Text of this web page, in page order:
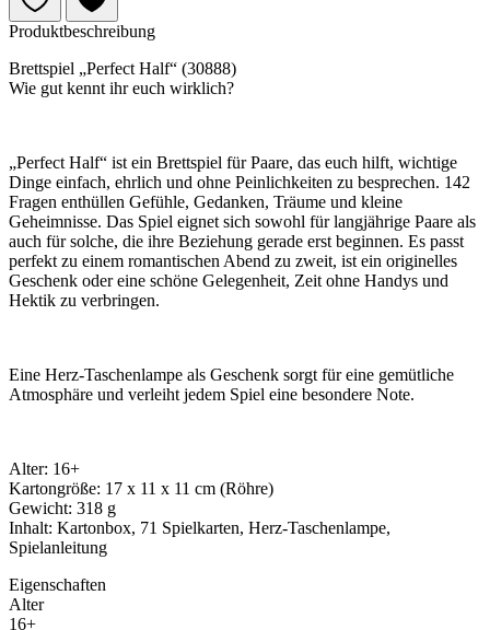
Produktbeschreibung
Brettspiel „Perfect Half“ (30888)
Wie gut kennt ihr euch wirklich?
„Perfect Half“ ist ein Brettspiel für Paare, das euch hilft, wichtige
Dinge einfach, ehrlich und ohne Peinlichkeiten zu besprechen. 142
Fragen enthüllen Gefühle, Gedanken, Träume und kleine
Geheimnisse. Das Spiel eignet sich sowohl für langjährige Paare als
auch für solche, die ihre Beziehung gerade erst beginnen. Es passt
perfekt zu einem romantischen Abend zu zweit, ist ein originelles
Geschenk oder eine schöne Gelegenheit, Zeit ohne Handys und
Hektik zu verbringen.
Eine Herz-Taschenlampe als Geschenk sorgt für eine gemütliche
Atmosphäre und verleiht jedem Spiel eine besondere Note.
Alter: 16+
Kartongröße: 17 x 11 x 11 cm (Röhre)
Gewicht: 318 g
Inhalt: Kartonbox, 71 Spielkarten, Herz-Taschenlampe,
Spielanleitung
Eigenschaften
Alter
16+